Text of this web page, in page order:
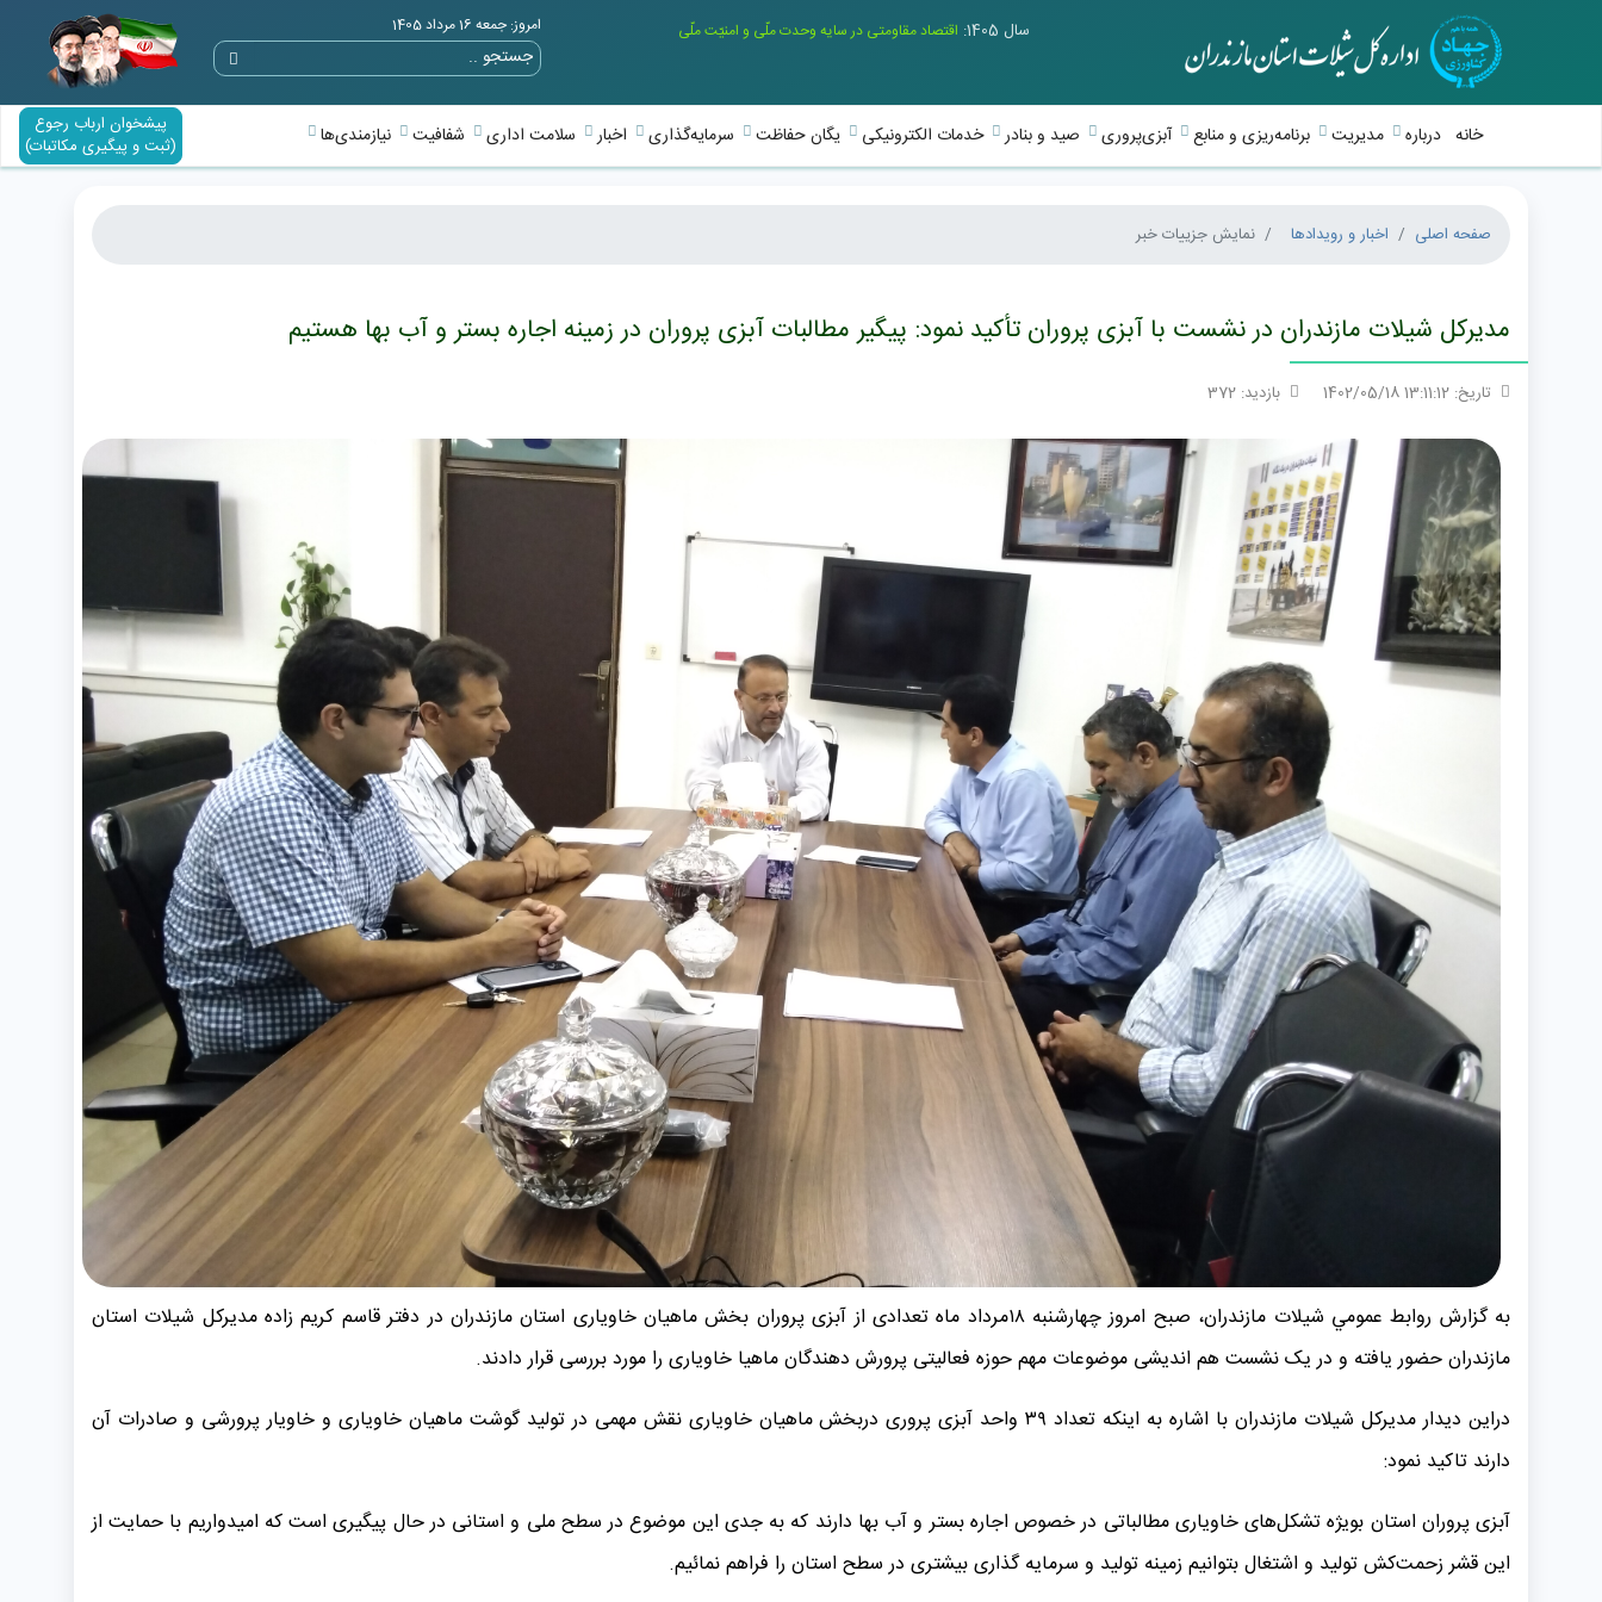
سال 1405: اقتصاد مقاومتی در سایه وحدت ملّی و امنیّت ملّی امروز: جمعه 16 مرداد 1405
پیشخوان ارباب رجوع
(ثبت و پیگیری مکاتبات)
خانه درباره مدیریت برنامه‌ریزی و منابع آبزی‌پروری صید و بنادر خدمات الکترونیکی یگان حفاظت سرمایه‌گذاری اخبار سلامت اداری شفافیت نیازمندی‌ها
صفحه اصلی اخبار و رویدادها نمایش جزییات خبر
مدیرکل شیلات مازندران در نشست با آبزی پروران تأکید نمود: پیگیر مطالبات آبزی پروران در زمینه اجاره بستر و آب بها هستیم
تاریخ: 13:11:12 1402/05/18 بازدید: 372
به گزارش روابط عمومي شیلات مازندران، صبح امروز چهارشنبه ۱۸مرداد ماه تعدادی از آبزی پروران بخش ماهیان خاویاری استان مازندران در دفتر قاسم کریم زاده مدیرکل شیلات استان
مازندران حضور یافته و در یک نشست هم اندیشی موضوعات مهم حوزه فعالیتی پرورش دهندگان ماهیا خاویاری را مورد بررسی قرار دادند.
دراین دیدار مدیرکل شیلات مازندران با اشاره به اینکه تعداد ۳۹ واحد آبزی پروری دربخش ماهیان خاویاری نقش مهمی در تولید گوشت ماهیان خاویاری و خاویار پرورشی و صادرات آن
دارند تاکید نمود:
آبزی پروران استان بویژه تشکل‌های خاویاری مطالباتی در خصوص اجاره بستر و آب بها دارند که به جدی این موضوع در سطح ملی و استانی در حال پیگیری است که امیدواریم با حمایت از
این قشر زحمت‌کش تولید و اشتغال بتوانیم زمینه تولید و سرمایه گذاری بیشتری در سطح استان را فراهم نمائیم.